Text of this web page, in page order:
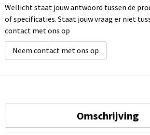
Wellicht staat jouw antwoord tussen de
of specificaties. Staat jouw vraag er niet
contact met ons op
Neem contact met ons op
Omschrijving